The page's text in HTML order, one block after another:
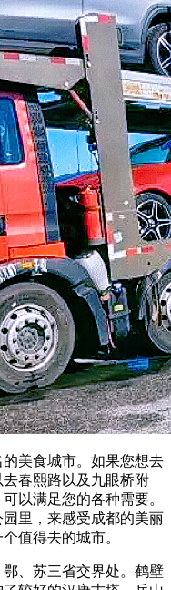
美食城市。如果您想去
春熙路以及九眼桥附
以满足您的各种需要。
里，来感受成都的美丽
值得去的城市。
、苏三省交界处。鹤壁